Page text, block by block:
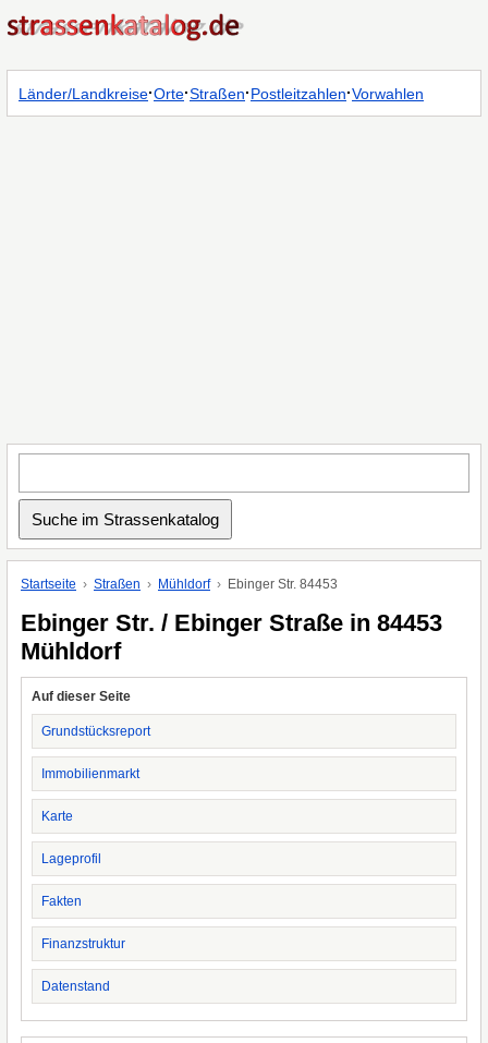
Länder/Landkreise·Orte·Straßen·Postleitzahlen·Vorwahlen
Startseite Straßen Mühldorf Ebinger Str. 84453
Ebinger Str. / Ebinger Straße in 84453
Mühldorf
Auf dieser Seite
Grundstücksreport
Immobilienmarkt
Karte
Lageprofil
Fakten
Finanzstruktur
Datenstand